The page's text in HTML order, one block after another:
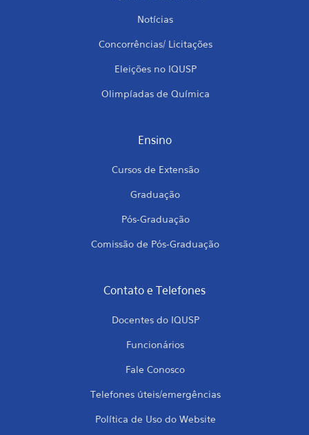
Notícias
Concorrências/ Licitações
Eleições no IQUSP
Olimpíadas de Química
Ensino
Cursos de Extensão
Graduação
Pós-Graduação
Comissão de Pós-Graduação
Contato e Telefones
Docentes do IQUSP
Funcionários
Fale Conosco
Telefones úteis/emergências
Política de Uso do Website